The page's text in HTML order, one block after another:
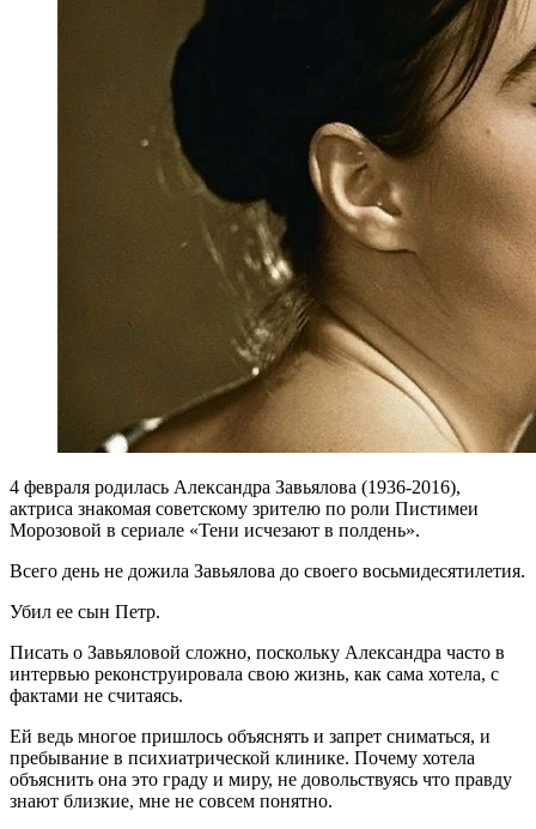
4 февраля родилась Александра Завьялова (1936-2016),
актриса знакомая советскому зрителю по роли Пистимеи
Морозовой в сериале «Тени исчезают в полдень».
Всего день не дожила Завьялова до своего восьмидесятилетия.
Убил ее сын Петр.
Писать о Завьяловой сложно, поскольку Александра часто в
интервью реконструировала свою жизнь, как сама хотела, с
фактами не считаясь.
Ей ведь многое пришлось объяснять и запрет сниматься, и
пребывание в психиатрической клинике. Почему хотела
объяснить она это граду и миру, не довольствуясь что правду
знают близкие, мне не совсем понятно.